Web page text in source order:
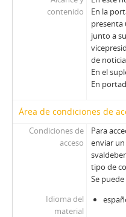
contenido
En la
presenta
junto a
de
En el
En
Área de condiciones de
Condiciones de
acceso
Para
enviar
tipo de
Se
Idioma del
material